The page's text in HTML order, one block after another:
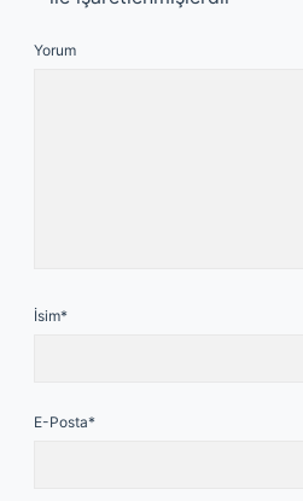
Yorum
İsim*
E-Posta*